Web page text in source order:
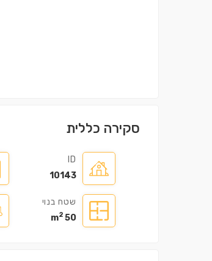
סקירה כללית
ID
10143
שטח בנוי
50 m
2